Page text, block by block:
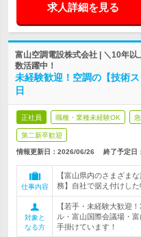
求人詳細を見る
富山空調電設株式会社 | ＼10年
数活躍中！
未経験歓迎！空調の【技術
日
正社員 職種・業種未経験OK
第二新卒歓迎
情報更新日：2026/06/26 終了予定日：
仕事内容
【富山県内のさまざま
務】自社で据え付けし
対象と
なる方
【若手・未経験大歓迎
ル・富山国際会議場・
手掛けています！